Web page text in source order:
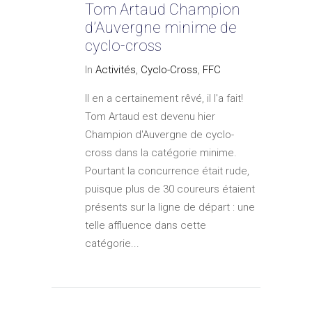
Tom Artaud Champion
d’Auvergne minime de
cyclo-cross
In Activités, Cyclo-Cross, FFC
Il en a certainement rêvé, il l'a fait!
Tom Artaud est devenu hier
Champion d'Auvergne de cyclo-
cross dans la catégorie minime.
Pourtant la concurrence était rude,
puisque plus de 30 coureurs étaient
présents sur la ligne de départ : une
telle affluence dans cette
catégorie...